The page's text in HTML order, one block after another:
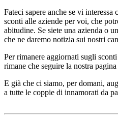
Fateci sapere anche se vi
sconti alle aziende per voi, che
abitudine. Se siete una azienda o
che ne daremo notizia sui nostri
Per rimanere aggiornati sugli
rimane che seguire la nostra pagina
E già che ci siamo, per domani,
a tutte le coppie di innamorati da